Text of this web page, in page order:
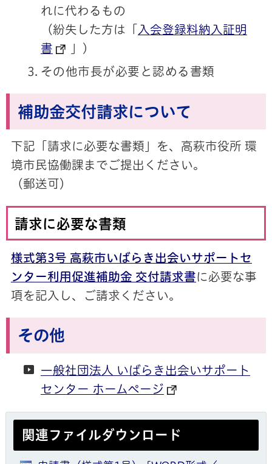
れに代わるもの
（紛失した方は「
入会登録料納入証明
書
」)
その他市長が必要と認める書類
補助金交付請求について
下記「請求に必要な書類」を、高萩市役所 環
境市民協働課までご提出ください。
（郵送可）
請求に必要な書類
様式第3号 高萩市いばらき出会いサポートセ
ンター利用促進補助金 交付請求書に必要な事
項を記入し、ご請求ください。
その他
一般社団法人 いばらき出会いサポート
センター ホームページ
関連ファイルダウンロード